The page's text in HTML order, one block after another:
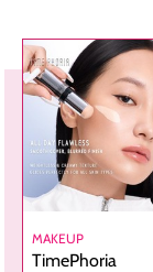
MAKEUP
TimePhoria